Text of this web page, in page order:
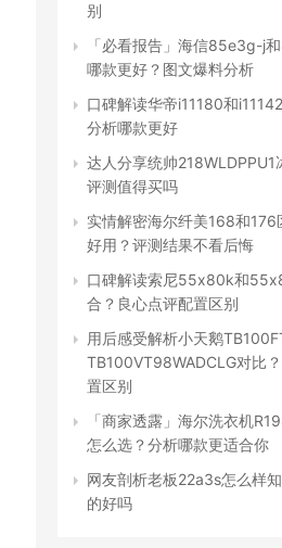
别
「必看报告」海信85e3g-j
哪款更好？图文爆料分析
口碑解读华帝i11180和
分析哪款更好
达人分享统帅218WLDPPU1
评测值得买吗
实情解密海尔纤美168和176
好用？评测结果不看后悔
口碑解读索尼55x80k和
合？良心点评配置区别
用后感受解析小天鹅
TB100VT98WADCLG对比
置区别
「商家透露」海尔洗衣机
怎么选？分析哪款更适合你
网友剖析老板22a3s怎么样
的好吗